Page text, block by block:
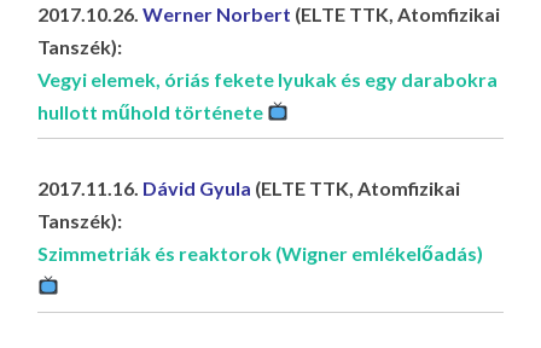
2017.10.26.Werner Norbert (ELTE TTK, Atomfizikai
Tanszék):
Vegyi elemek, óriás fekete lyukak és egy darabokra
hullott műhold története
2017.11.16. Dávid Gyula (ELTE TTK, Atomfizikai
Tanszék):
Szimmetriák és reaktorok (Wigner emlékelőadás)